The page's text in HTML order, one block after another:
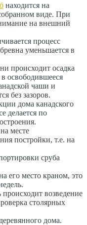
находится на
виде. При
на внешний
процесс
уменьшается в
происходит осадка
освободившееся
чаши и
без зазоров.
дома канадского
делается по
месте
постройки, т.е. на
сруба
его место краном, это
возведение
столярных
дома.